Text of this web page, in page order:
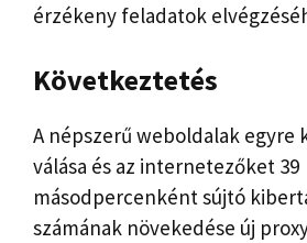
érzékeny feladatok
Következtetés
A népszerű weboldalak egyre
válása és az internetezőket 39
másodpercenként sújtó
számának növekedése új